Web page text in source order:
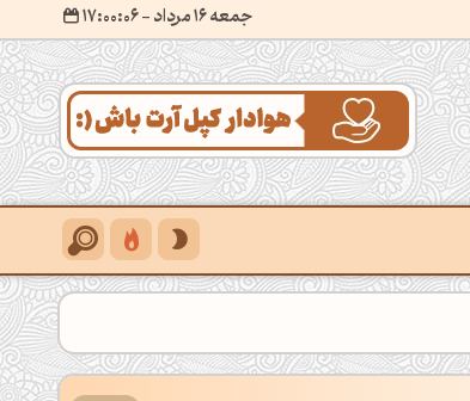
جمعه 16 مرداد
- ۱۷:۰۰:۰۷